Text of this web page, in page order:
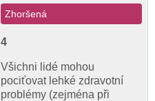
Zhoršená
4
Všichni lidé mohou
pociťovat lehké zdravotní
problémy (zejména při